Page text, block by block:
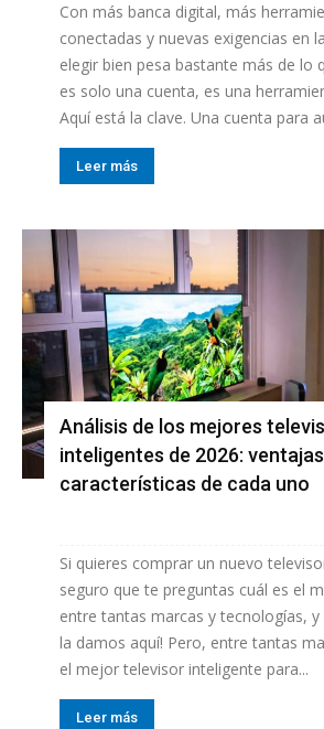
Con más banca digital, más
conectadas y nuevas exigencias en
elegir bien pesa bastante más de lo
es solo una cuenta, es una
Aquí está la clave. Una cuenta para
Leer más
Análisis de los mejores
inteligentes de 2026:
características de cada uno
Si quieres comprar un nuevo
seguro que te preguntas cuál es el
entre tantas marcas y tecnologías, y
la damos aquí! Pero, entre tantas
el mejor televisor inteligente para...
Leer más